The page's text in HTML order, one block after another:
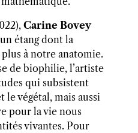
Carine Bovey
étang dont la
à notre anatomie.
de biophilie, l’artiste
qui subsistent
végétal, mais aussi
pour la vie nous
vivantes. Pour